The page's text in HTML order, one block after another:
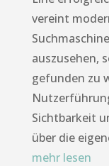
vereint
auszusehen,
gefunden zu
Sichtbarkeit
über die
mehr lesen